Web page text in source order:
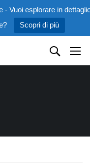
- Vuoi esplorare in
Scopri di più